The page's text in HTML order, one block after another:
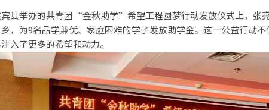
举办的共青团“金秋助学”希望工程圆梦行动发放仪式上，张亮
，为9名品学兼优、家庭困难的学子发放助学金。这一公益行动
入了更多的希望和动力。